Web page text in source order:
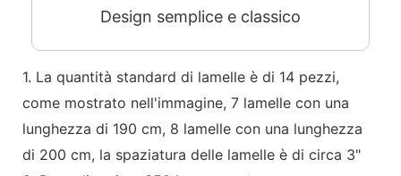
Design semplice e classico
1. La quantità standard di lamelle è di 14 pezzi,
come mostrato nell'immagine, 7 lamelle con una
lunghezza di 190 cm, 8 lamelle con una lunghezza
di 200 cm, la spaziatura delle lamelle è di circa 3"